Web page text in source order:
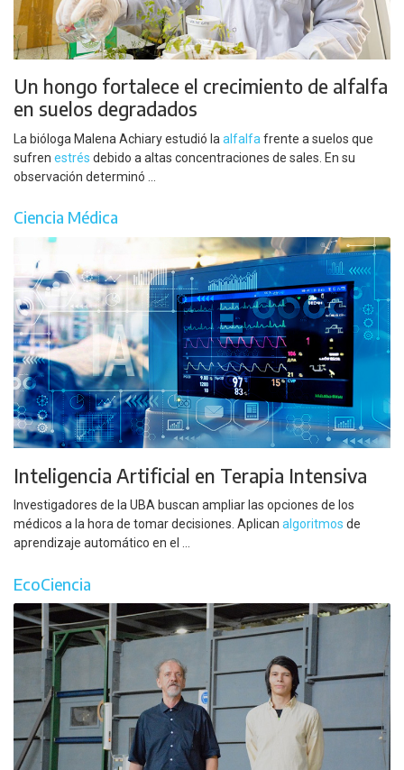
Un hongo fortalece el crecimiento de alfalfa
en suelos degradados
La bióloga Malena Achiary estudió la alfalfa frente a suelos que
sufren estrés debido a altas concentraciones de sales. En su
observación determinó ...
Ciencia Médica
Inteligencia Artificial en Terapia Intensiva
Investigadores de la UBA buscan ampliar las opciones de los
médicos a la hora de tomar decisiones. Aplican algoritmos de
aprendizaje automático en el ...
EcoCiencia